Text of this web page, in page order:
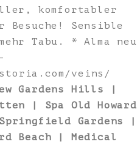
komfortabler
Besuche! Sensible
Tabu. * Alma neu
veins/
Gardens Hills |
| Spa Old Howard
Gardens |
Beach | Medical